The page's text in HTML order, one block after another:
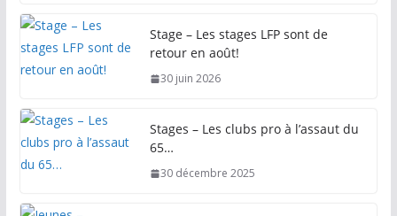
Stage – Les stages LFP sont de
retour en août!
30 juin 2026
Stages – Les clubs pro à l’assaut du
65…
30 décembre 2025